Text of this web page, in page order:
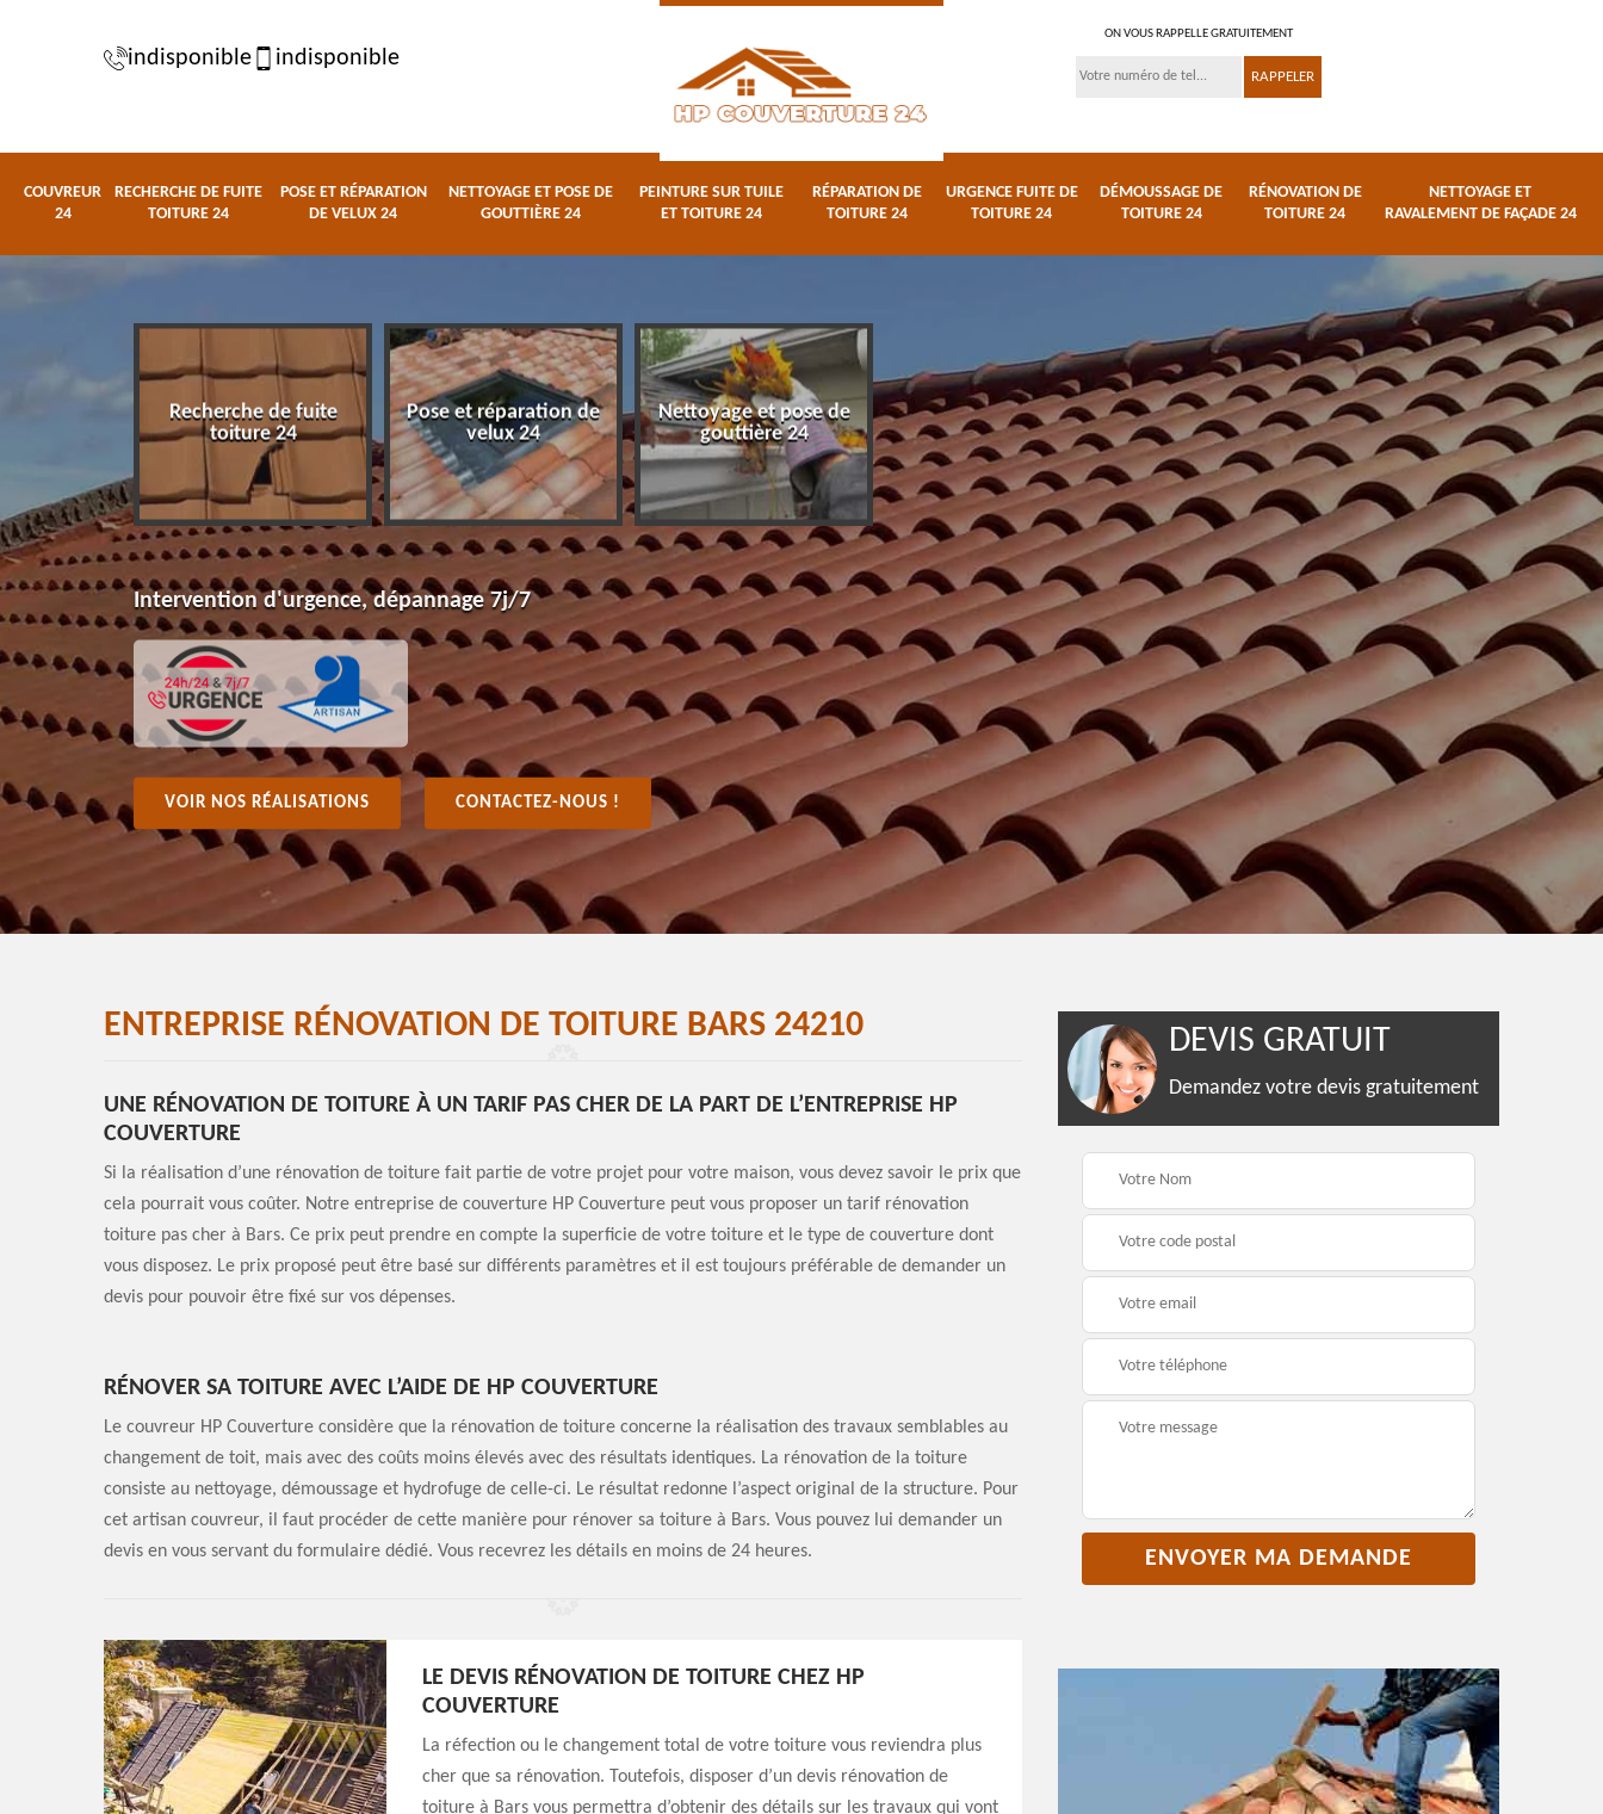
indisponible indisponible
ON VOUS RAPPELLE GRATUITEMENT
COUVREUR
24
RECHERCHE DE FUITE
TOITURE 24
POSE ET RÉPARATION
DE VELUX 24
NETTOYAGE ET POSE DE
GOUTTIÈRE 24
PEINTURE SUR TUILE
ET TOITURE 24
RÉPARATION DE
TOITURE 24
URGENCE FUITE DE
TOITURE 24
DÉMOUSSAGE DE
TOITURE 24
RÉNOVATION DE
TOITURE 24
NETTOYAGE ET
RAVALEMENT DE FAÇADE 24
Recherche de fuite
toiture 24
Pose et réparation de
velux 24
Nettoyage et pose de
gouttière 24
Peinture sur tuile et
toiture 24
Réparation de toiture
24
Urgence fuite de
toiture 24
Intervention d'urgence, dépannage 7j/7
VOIR NOS RÉALISATIONS CONTACTEZ-NOUS !
ENTREPRISE RÉNOVATION DE TOITURE BARS 24210
UNE RÉNOVATION DE TOITURE À UN TARIF PAS CHER DE LA PART DE L’ENTREPRISE HP
COUVERTURE
Si la réalisation d’une rénovation de toiture fait partie de votre projet pour votre maison, vous devez savoir le prix que
cela pourrait vous coûter. Notre entreprise de couverture HP Couverture peut vous proposer un tarif rénovation
toiture pas cher à Bars. Ce prix peut prendre en compte la superficie de votre toiture et le type de couverture dont
vous disposez. Le prix proposé peut être basé sur différents paramètres et il est toujours préférable de demander un
devis pour pouvoir être fixé sur vos dépenses.
RÉNOVER SA TOITURE AVEC L’AIDE DE HP COUVERTURE
Le couvreur HP Couverture considère que la rénovation de toiture concerne la réalisation des travaux semblables au
changement de toit, mais avec des coûts moins élevés avec des résultats identiques. La rénovation de la toiture
consiste au nettoyage, démoussage et hydrofuge de celle-ci. Le résultat redonne l’aspect original de la structure. Pour
cet artisan couvreur, il faut procéder de cette manière pour rénover sa toiture à Bars. Vous pouvez lui demander un
devis en vous servant du formulaire dédié. Vous recevrez les détails en moins de 24 heures.
LE DEVIS RÉNOVATION DE TOITURE CHEZ HP
COUVERTURE
La réfection ou le changement total de votre toiture vous reviendra plus
cher que sa rénovation. Toutefois, disposer d’un devis rénovation de
toiture à Bars vous permettra d’obtenir des détails sur les travaux qui vont
DEVIS GRATUIT
Demandez votre devis gratuitement